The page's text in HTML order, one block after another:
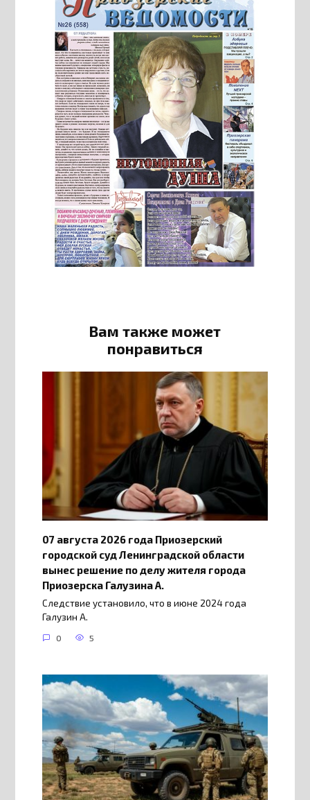
Вам также может
понравиться
07 августа 2026 года Приозерский
городской суд Ленинградской области
вынес решение по делу жителя города
Приозерска Галузина А.
Следствие установило, что в июне 2024 года
Галузин А.
0 5